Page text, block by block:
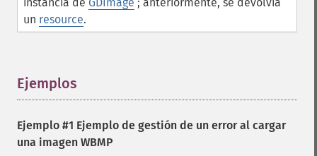
un resource.
Ejemplos
Ejemplo #1 Ejemplo de gestión de un error al cargar
una imagen WBMP